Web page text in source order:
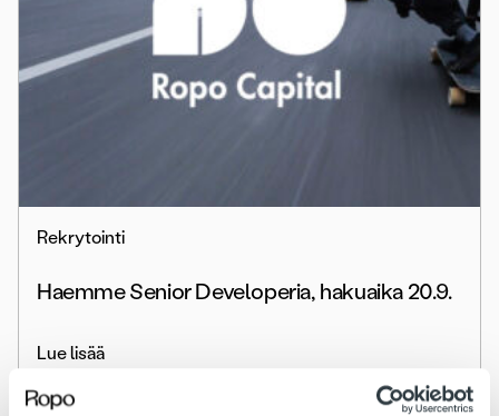
Rekrytointi
Haemme Senior Developeria, hakuaika 20.9.
Lue lisää